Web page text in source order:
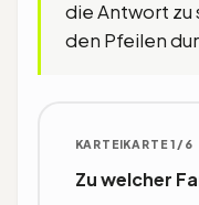
die Antwort zu
den Pfeilen
KARTEIKARTE 1/6
Zu welcher
Zur